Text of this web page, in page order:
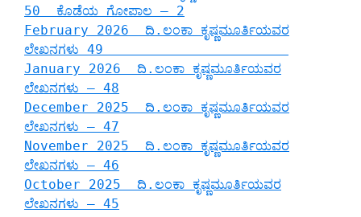
50 ಕೊಡೆಯ ಗೋಪಾಲ – 2
February 2026 ದಿ.ಲಂಕಾ ಕೃಷ್ಣಮೂರ್ತಿಯವರ
ಲೇಖನಗಳು 49
January 2026 ದಿ.ಲಂಕಾ ಕೃಷ್ಣಮೂರ್ತಿಯವರ
ಲೇಖನಗಳು – 48
December 2025 ದಿ.ಲಂಕಾ ಕೃಷ್ಣಮೂರ್ತಿಯವರ
ಲೇಖನಗಳು – 47
November 2025 ದಿ.ಲಂಕಾ ಕೃಷ್ಣಮೂರ್ತಿಯವರ
ಲೇಖನಗಳು – 46
October 2025 ದಿ.ಲಂಕಾ ಕೃಷ್ಣಮೂರ್ತಿಯವರ
ಲೇಖನಗಳು – 45